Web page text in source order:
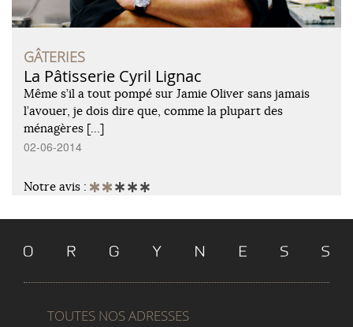
GÂTERIES
La Pâtisserie Cyril Lignac
Même s’il a tout pompé sur Jamie Oliver sans jamais
l’avouer, je dois dire que, comme la plupart des
ménagères […]
02-06-2014
Notre avis :
TOUTES NOS ADRESSES